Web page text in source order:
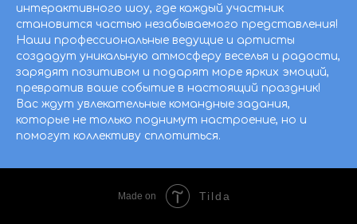
интерактивного шоу, где каждый участник
становится частью незабываемого представления!
Наши профессиональные ведущие и артисты
создадут уникальную атмосферу веселья и радости,
зарядят позитивом и подарят море ярких эмоций,
превратив ваше событие в настоящий праздник!
Вас ждут увлекательные командные задания,
которые не только поднимут настроение, но и
помогут коллективу сплотиться.
Made on Tilda